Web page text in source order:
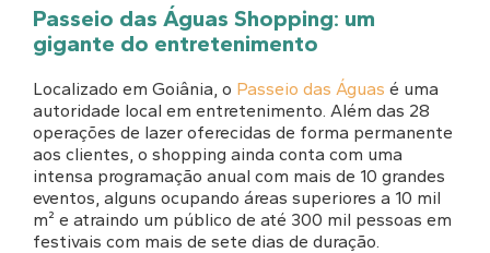
Passeio das Águas Shopping: um
gigante do entretenimento
Localizado em Goiânia, o Passeio das Águas é uma
autoridade local em entretenimento. Além das 28
operações de lazer oferecidas de forma permanente
aos clientes, o shopping ainda conta com uma
intensa programação anual com mais de 10 grandes
eventos, alguns ocupando áreas superiores a 10 mil
m² e atraindo um público de até 300 mil pessoas em
festivais com mais de sete dias de duração.